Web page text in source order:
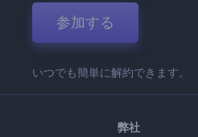
参加する
いつでも簡単に解約できます。
弊社